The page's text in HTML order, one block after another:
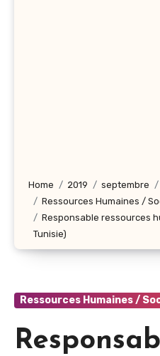
Home 2019 septembre
Ressources Humaines /
Responsable ressources
Tunisie)
Ressources Humaines /